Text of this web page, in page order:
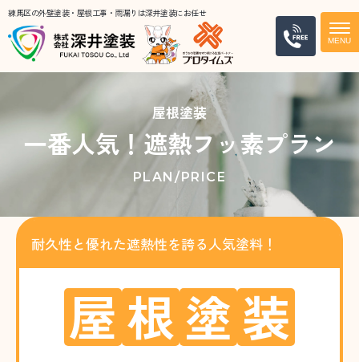
練馬区の外壁塗装・屋根工事・雨漏りは深井塗装にお任せ
電話
屋根塗装
一番人気！遮熱フッ素プラン
PLAN/PRICE
耐久性と優れた遮熱性を誇る人気塗料！
屋根塗装